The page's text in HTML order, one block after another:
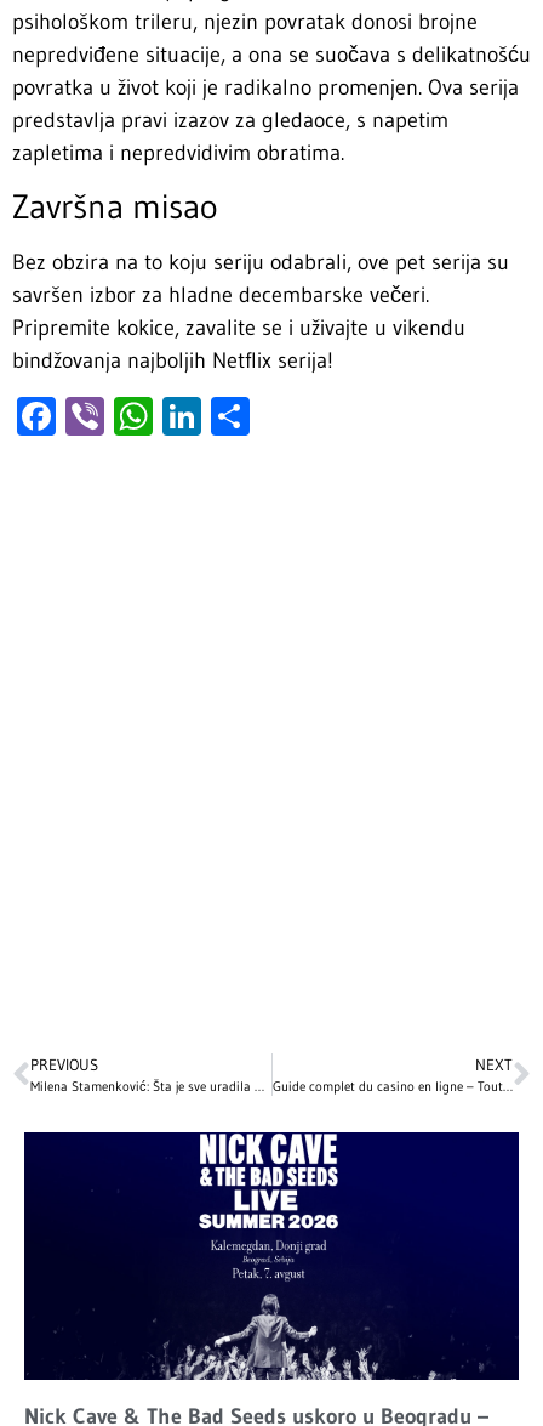
psihološkom trileru, njezin povratak donosi brojne
nepredviđene situacije, a ona se suočava s delikatnošću
povratka u život koji je radikalno promenjen. Ova serija
predstavlja pravi izazov za gledaoce, s napetim
zapletima i nepredvidivim obratima.
Završna misao
Bez obzira na to koju seriju odabrali, ove pet serija su
savršen izbor za hladne decembarske večeri.
Pripremite kokice, zavalite se i uživajte u vikendu
bindžovanja najboljih Netflix serija!
Facebook
ViberWhatsApp
LinkedIn
PREVIOUS
Milena Stamenković: Šta je sve uradila na sebi? Priznanja nove djevojke Bake Praseta
NEXT
Guide complet du casino en ligne – Tout ce que vous devez savoir avant de jouer
Nick Cave & The Bad Seeds uskoro u Beogradu –